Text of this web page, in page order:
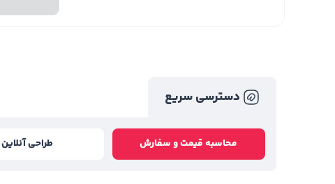
دسترسی سریع
محاسبه قیمت و سفارش طراحی آنلاین